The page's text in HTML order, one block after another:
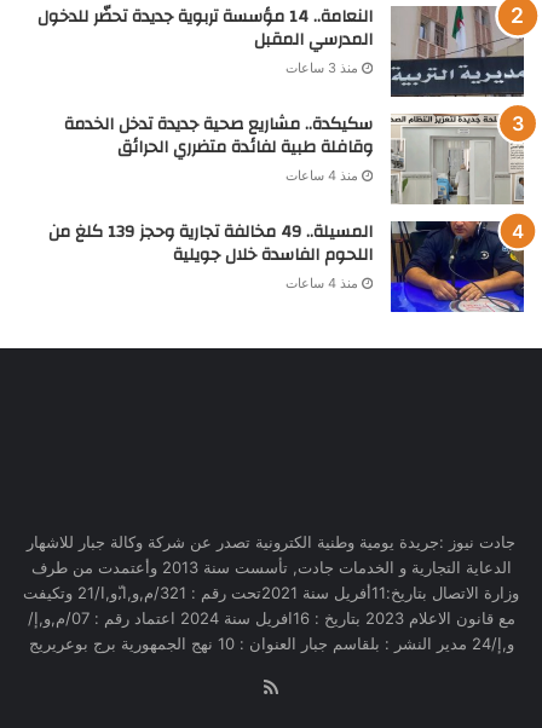
النعامة.. 14 مؤسسة تربوية جديدة تحضّر للدخول
المدرسي المقبل
منذ 3 ساعات
سكيكدة.. مشاريع صحية جديدة تدخل الخدمة
وقافلة طبية لفائدة متضرري الحرائق
منذ 4 ساعات
المسيلة.. 49 مخالفة تجارية وحجز 139 كلغ من
اللحوم الفاسدة خلال جويلية
منذ 4 ساعات
جادت نيوز :جريدة يومية وطنية الكترونية تصدر عن شركة وكالة جبار للاشهار
الدعاية التجارية و الخدمات جادت, تأسست سنة 2013 وأعتمدت من طرف
وزارة الاتصال بتاريخ:11أفريل سنة 2021تحت رقم : 321/م,و,ا,ّو,ا/21 وتكيفت
مع قانون الاعلام 2023 بتاريخ : 16افريل سنة 2024 اعتماد رقم : 07/م,و,إ/
و,إ/24 مدير النشر : بلقاسم جبار العنوان : 10 نهج الجمهورية برج بوعريريج